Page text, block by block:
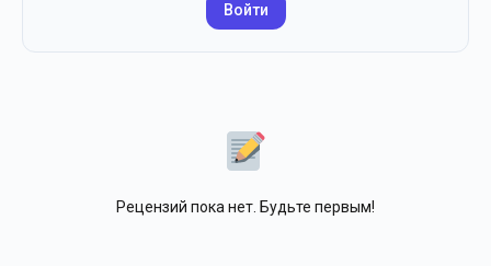
Войти
Рецензий пока нет. Будьте первым!